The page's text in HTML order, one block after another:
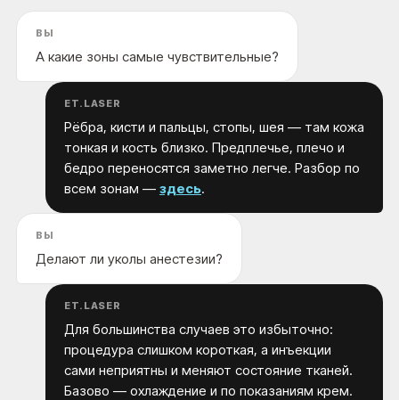
ВЫ
А какие зоны самые чувствительные?
ET.LASER
Рёбра, кисти и пальцы, стопы, шея — там кожа
тонкая и кость близко. Предплечье, плечо и
бедро переносятся заметно легче. Разбор по
всем зонам — здесь.
ВЫ
Делают ли уколы анестезии?
ET.LASER
Для большинства случаев это избыточно:
процедура слишком короткая, а инъекции
сами неприятны и меняют состояние тканей.
Базово — охлаждение и по показаниям крем.